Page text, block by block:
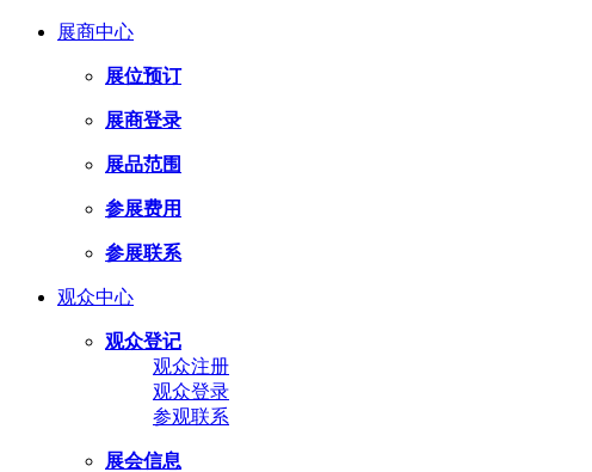
展商中心
展位预订
展商登录
展品范围
参展费用
参展联系
观众中心
观众登记
观众注册
观众登录
参观联系
展会信息